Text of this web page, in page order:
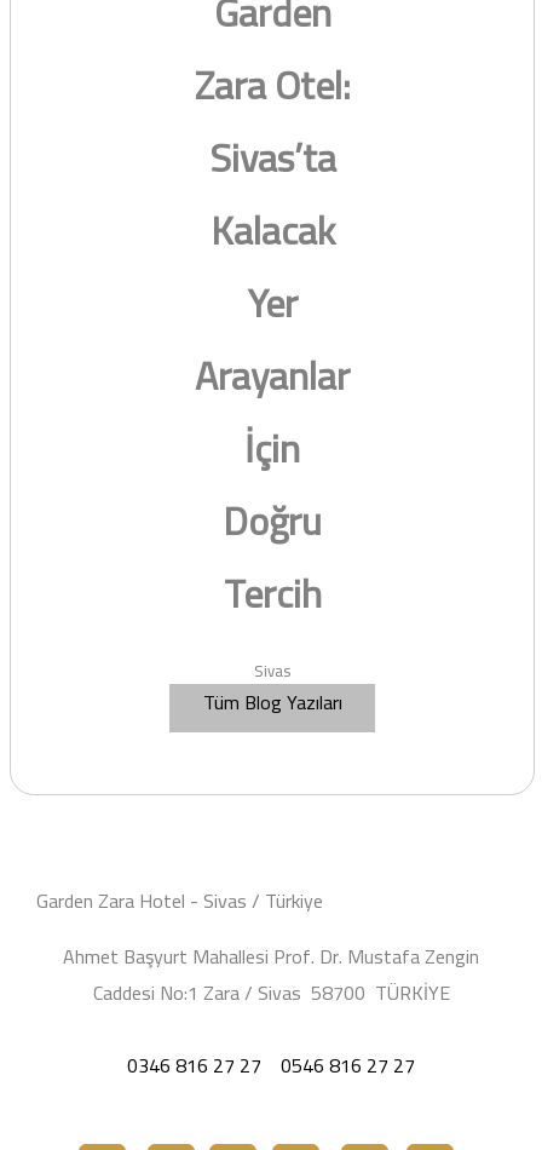
Zara Otel:
Sivas’ta
Kalacak
Yer
Arayanlar
İçin
Doğru
Tercih
Sivas
Tüm Blog Yazıları
Garden Zara Hotel - Sivas / Türkiye
Ahmet Başyurt Mahallesi Prof. Dr. Mustafa Zengin
Caddesi No:1 Zara / Sivas 58700 TÜRKİYE
0346 816 27 27 0546 816 27 27